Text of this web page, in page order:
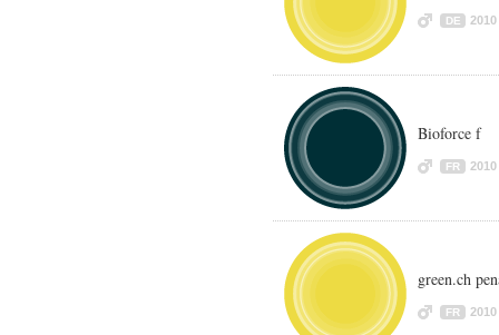
DE 2010
Bioforce f
FR 2010
green.ch
FR 2010